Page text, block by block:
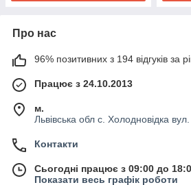
Про нас
96% позитивних з 194 відгуків за
Працює з 24.10.2013
м.
Львівська обл с. Холодновідка
Контакти
Сьогодні працює з 09:00 до
Показати весь графік роботи